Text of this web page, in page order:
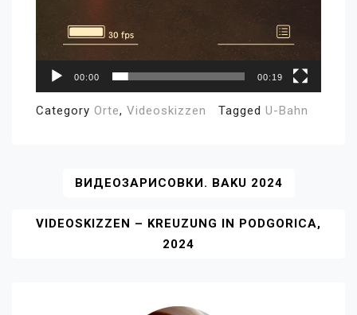
00:00 00:19
Category Orte, Videoskizzen Tagged U-Bahn
Beitragsnavigation
ВИДЕОЗАРИСОВКИ. BAKU 2024
VIDEOSKIZZEN – KREUZUNG IN PODGORICA,
2024